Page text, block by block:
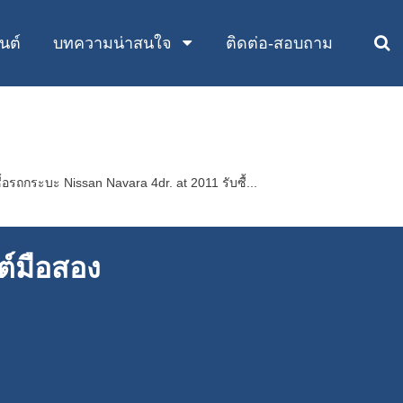
ต์ บทความน่าสนใจ ติดต่อ-สอบถาม
กระบะ Nissan Navara 4dr. at 2011 รับซื้...
มือสอง